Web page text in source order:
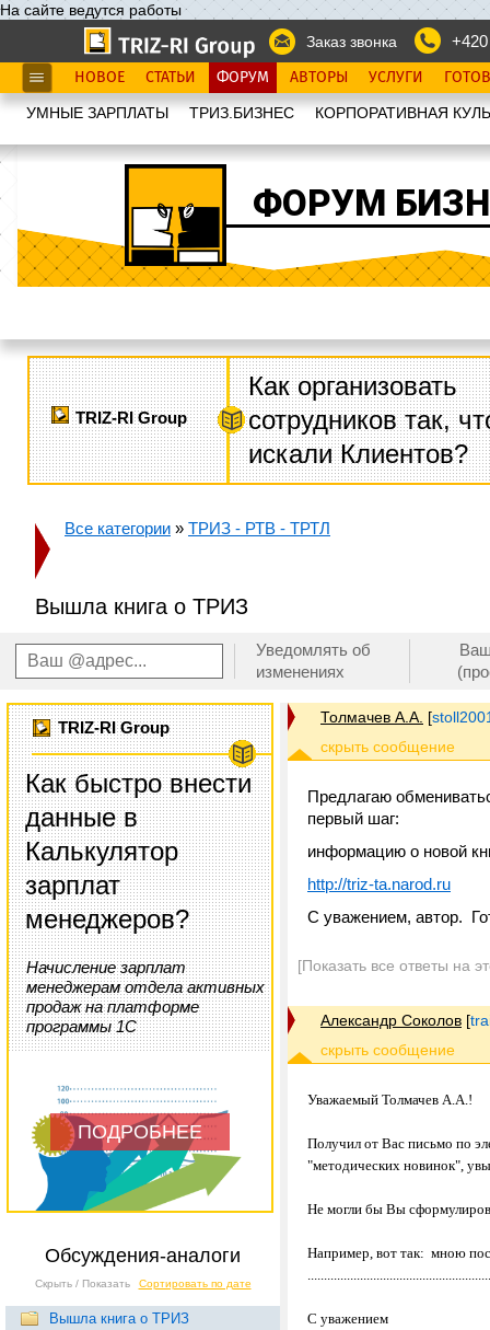
На сайте ведутся работы
Заказ звонка
НОВОЕ СТАТЬИ ФОРУМ АВТОРЫ УСЛУГИ
УМНЫЕ ЗАРПЛАТЫ ТРИЗ.БИЗНЕС КОРПОРАТИВНАЯ
ФОРУМ
TRIZ-RI Group
Как организовать
сотрудников так,
искали Клиентов?
Все категории » ТРИЗ - РТВ - ТРТЛ
Вышла книга о ТРИЗ
Уведомлять об
изменениях
TRIZ-RI Group
Как быстро внести
данные в
Калькулятор
зарплат
менеджеров?
Начисление зарплат
менеджерам отдела активных
продаж на платформе
программы 1С
ПОДРОБНЕЕ
Обсуждения-аналоги
Скрыть / Показать Сортировать по дате
Вышла книга о ТРИЗ
Толмачев А.А. [
Предлагаю
первый шаг:
информацию о новой
http://triz-ta.narod.ru
С уважением, автор.
[Показать все ответы на
Александр Соколов [
Уважаемый Толмачев А.А.!
Получил от Вас письмо по
"методических новинок",
Не могли бы Вы
Например, вот так: мною
........................................................
С уважением